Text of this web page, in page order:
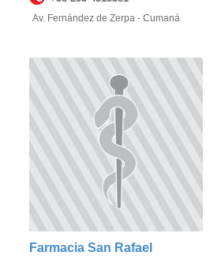
Av. Fernández de Zerpa - Cumaná
Farmacia San Rafael